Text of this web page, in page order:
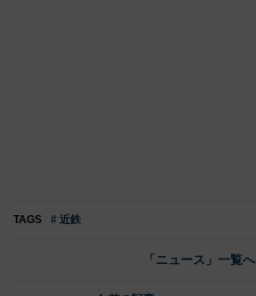
TAGS # 近鉄
「ニュース」一覧へ